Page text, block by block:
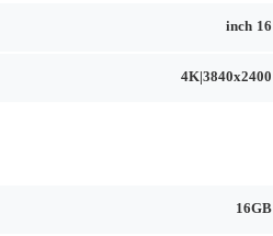
16 inch
4K|3840x2400
16GB